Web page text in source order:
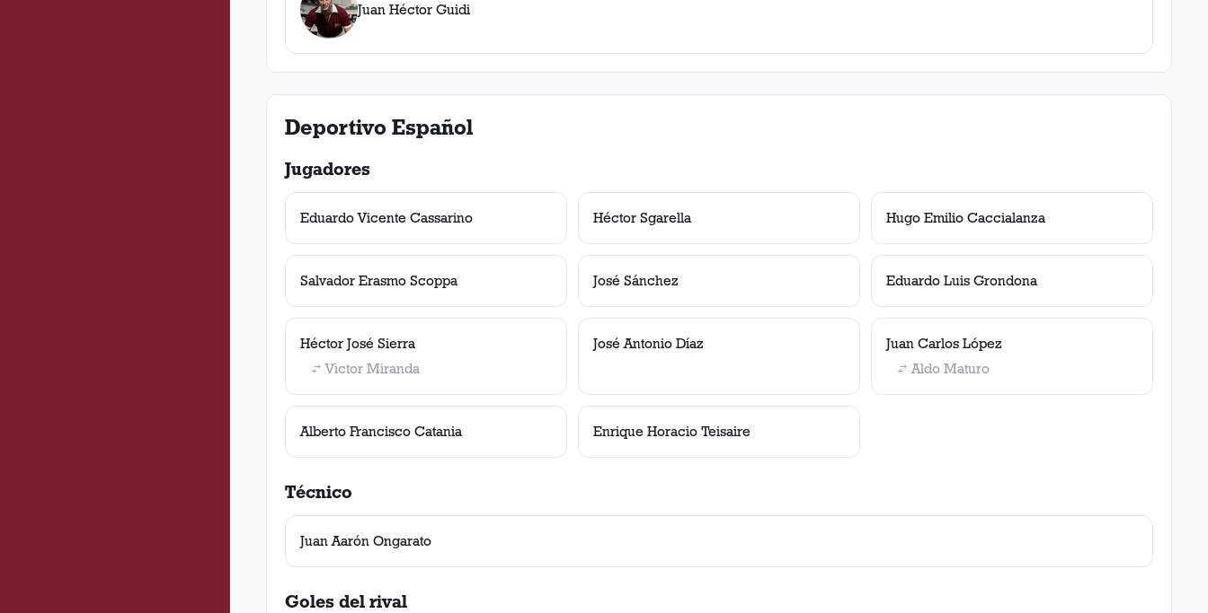
Juan Héctor Guidi
Deportivo Español
Jugadores
Eduardo Vicente Cassarino Héctor Sgarella Hugo Emilio Caccialanza
Salvador Erasmo Scoppa José Sánchez Eduardo Luis Grondona
Héctor José Sierra
Victor Miranda
José Antonio Díaz
Juan Carlos López
Aldo Maturo
Alberto Francisco Catania Enrique Horacio Teisaire
Técnico
Juan Aarón Ongarato
Goles del rival